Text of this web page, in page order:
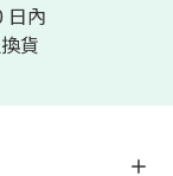
日內
貨